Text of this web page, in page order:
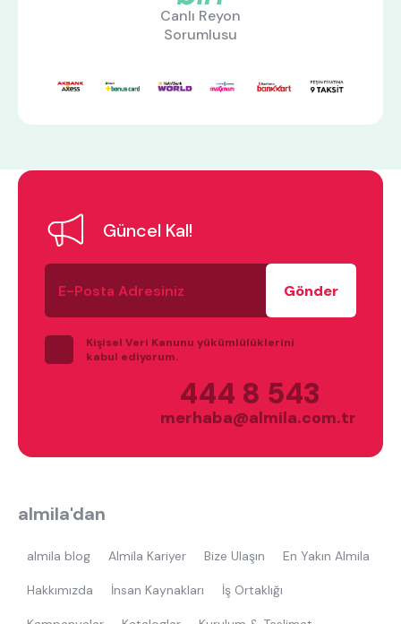
ne aramıştınız?
tek kişilik yatak
çocuk odası
Canlı Reyon
Sorumlusu
Güncel Kal!
E-
Posta
Adresiniz
Kişisel Veri Kanunu yükümlülüklerini
kabul ediyorum.
444 8 543
merhaba@almila.com.tr
almila'dan
almila blog Almila Kariyer Bize Ulaşın En Yakın Almila
Hakkımızda İnsan Kaynakları İş Ortaklığı